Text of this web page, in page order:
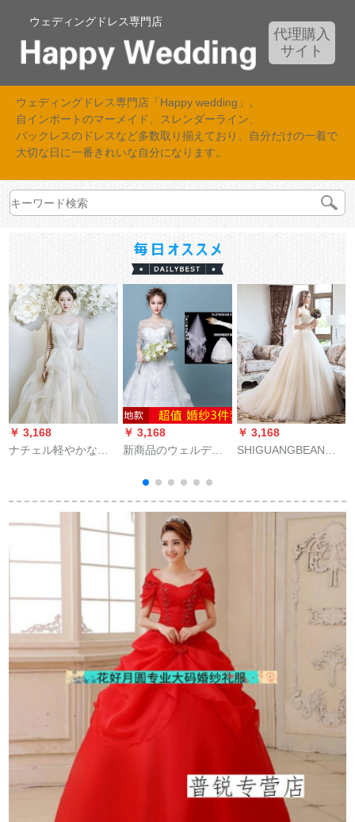
ウェディングドレス専門店
代理購入
サイト
ウェディングドレス専門店「Happy wedding」。
自インポートのマーメイド、スレンダーライン、
バックレスのドレスなど多数取り揃えており、自分だけの一着で
大切な日に一番きれいな自分になります。
￥ 3,168
ナチェル軽やかなウ
リンセスドリームロ
ーグ外出纱旅撮影ふ
わわわわわわわわわ
ンレンレンドリング
￥ 3,168
新商品のウェルディ
リンセス春のアウト
ラインで、袖が長い
ドレン新婦の軽ナチ
ーラ宮廷ローグのウ
ェディングドレス+3
点セットの白色M
￥ 3,168
SHIGUANGBEANウ
ィングドレス2019新
型新婦ショートドレ
ン水晶ラグジュアリ
ーメーンウェルディ
ディ・レングスドレ